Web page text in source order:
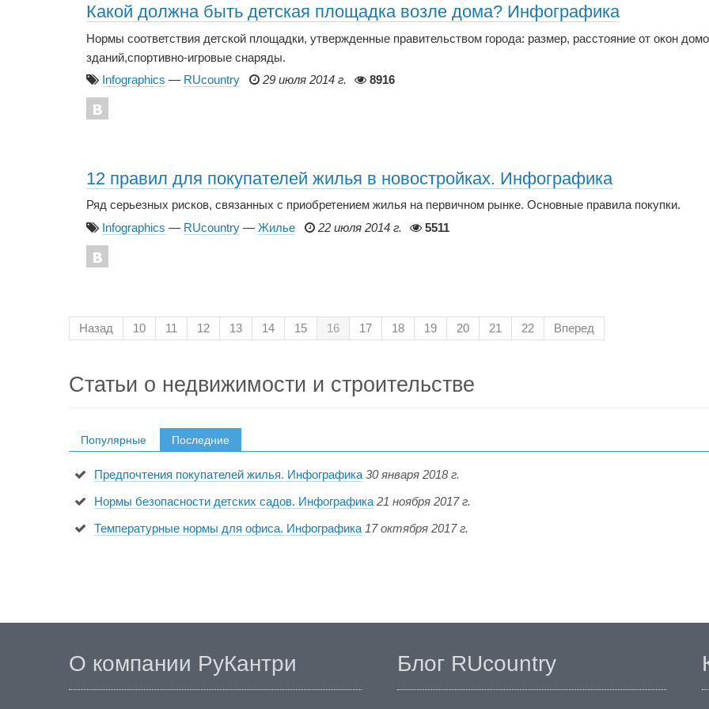
Какой должна быть детская площадка возле дома? Инфографика
Нормы соответствия детской площадки, утвержденные правительством города: размер, расстояние от окон
зданий,спортивно-игровые снаряды.
Infographics — RUcountry 29 июля 2014 г. 8916
12 правил для покупателей жилья в новостройках. Инфографика
Ряд серьезных рисков, связанных с приобретением жилья на первичном рынке. Основные правила покупки.
Infographics — RUcountry — Жилье 22 июля 2014 г. 5511
Назад 10 11 12 13 14 15 16 17 18 19 20 21 22 Вперед
Статьи о недвижимости и строительстве
Популярные Последние
Предпочтения покупателей жилья. Инфографика 30 января 2018 г.
Нормы безопасности детских садов. Инфографика 21 ноября 2017 г.
Температурные нормы для офиса. Инфографика 17 октября 2017 г.
О компании РуКантри Блог RUcountry